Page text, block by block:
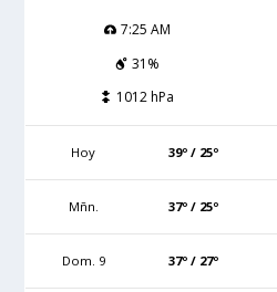
7:25 AM
31%
1012 hPa
Hoy 39º / 25º
Mñn. 37º / 25º
Dom. 9 37º / 27º